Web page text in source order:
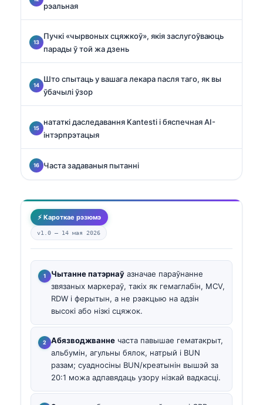
рэальная
Пучкі «чырвоных сцяжкоў», якія заслугоўваюць
парады ў той жа дзень
Што спытаць у вашага лекара пасля таго, як вы
ўбачылі ўзор
нататкі даследавання Kantesti і бяспечная AI-
інтэрпрэтацыя
Часта задаваныя пытанні
⚡ Кароткае рэзюмэ
v1.0 — 14 мая 2026
Чытанне патэрнаў азначае параўнанне
звязаных маркераў, такіх як гемаглабін, MCV,
RDW і ферытын, а не рэакцыю на адзін
высокі або нізкі сцяжок.
Абязводжванне часта павышае гематакрыт,
альбумін, агульны бялок, натрый і BUN
разам; суадносіны BUN/креатынін вышэй за
20:1 можа адпавядаць узору нізкай вадкасці.